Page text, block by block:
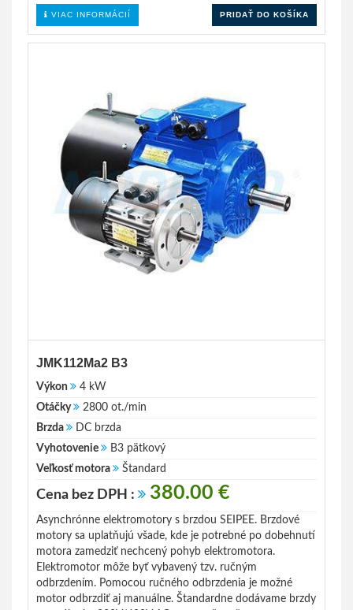
VIAC INFORMÁCIÍ PRIDAŤ DO KOŠÍKA
JMK112Ma2 B3
Výkon
4 kW
Otáčky
2800 ot./min
Brzda
DC brzda
Vyhotovenie
B3 pätkový
Veľkosť motora
Štandard
Cena bez DPH : 380.00 €
Asynchrónne elektromotory s brzdou SEIPEE. Brzdové
motory sa uplatňujú všade, kde je potrebné po dobehnutí
motora zamedziť nechcený pohyb elektromotora.
Elektromotor môže byť vybavený tzv. ručným
odbrzdením. Pomocou ručného odbrzdenia je možné
motor odbrzdiť aj manuálne. Štandardne dodávame brzdy